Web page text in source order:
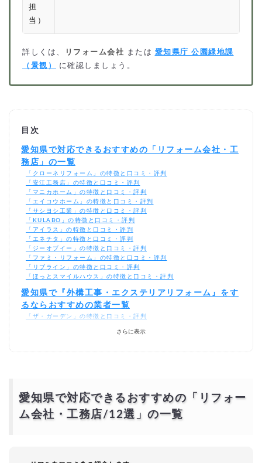
担
当）
詳しくは、 リフォーム会社 または 愛知県庁 公園緑地課
（景観）
に確認しましょう。
目次
愛知県で対応できるおすすめの「リフォーム会社・工
務店」の一覧
「クローネリフォーム」の特徴と口コミ・評判
「安江工務店」の特徴と口コミ・評判
「マニカホーム」の特徴と口コミ・評判
「エイコウホーム」の特徴と口コミ・評判
「サシヨシ工業」の特徴と口コミ・評判
「KULABO」の特徴と口コミ・評判
「アイラス」の特徴と口コミ・評判
「エネチタ」の特徴と口コミ・評判
「ジーオブイー」の特徴と口コミ・評判
「ファミ・リフォーム」の特徴と口コミ・評判
「リブライン」の特徴と口コミ・評判
「ほっとスマイルハウス」の特徴と口コミ・評判
愛知県で『外構工事・エクステリアリフォーム』をす
るならおすすめの業者一覧
「ザ・ガーデン」の特徴と口コミ・評判
「smileエクステリア」の特徴と口コミ・評判
「ユーアールエー」の特徴と口コミ・評判
「愛知建装」の特徴と口コミ・評判
「達美装 一宮ショールーム」の特徴と口コミ・評判
は？どこに頼むと良い？
さらに表示
愛知県で対応できるおすすめの「リフォー
ム会社・工務店 /12選 」の一覧